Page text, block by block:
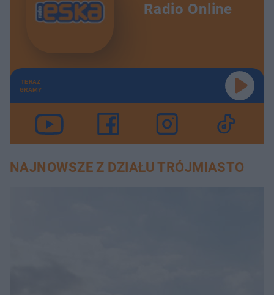
Radio Online
TERAZ
GRAMY
NAJNOWSZE Z DZIAŁU TRÓJMIASTO